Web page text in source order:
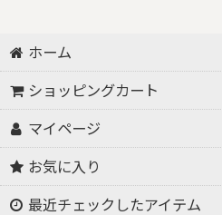
ホーム
ショッピングカート
マイページ
お気に入り
最近チェックしたアイテム